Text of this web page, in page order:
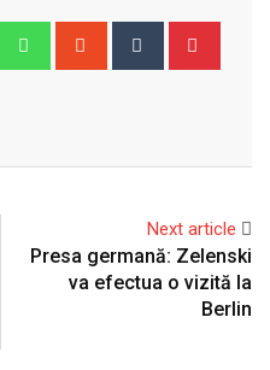
LinkedIn WhatsappStumbleUpon
Tumblr
Next article
Presa germană: Zelenski
va efectua o vizită la
Berlin